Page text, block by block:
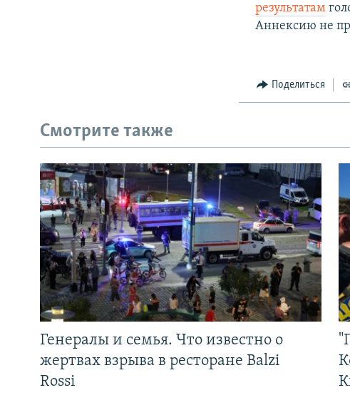
результатам
Аннексию не
Поделиться
Смотрите также
Генералы и семья. Что известно о
жертвах взрыва в ресторане Balzi
Rossi